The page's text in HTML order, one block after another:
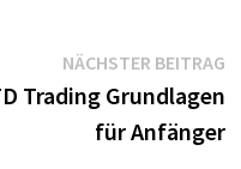
NÄCHSTER BEITRAG
Trading Grundlagen
für Anfänger